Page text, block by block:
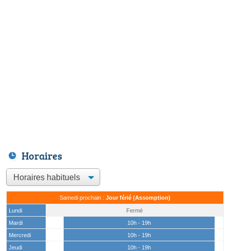
Horaires
Samedi prochain : Jour férié (Assomption)
Lundi
Fermé
Mardi
10h - 19h
Mercredi
10h - 19h
Jeudi
10h - 19h